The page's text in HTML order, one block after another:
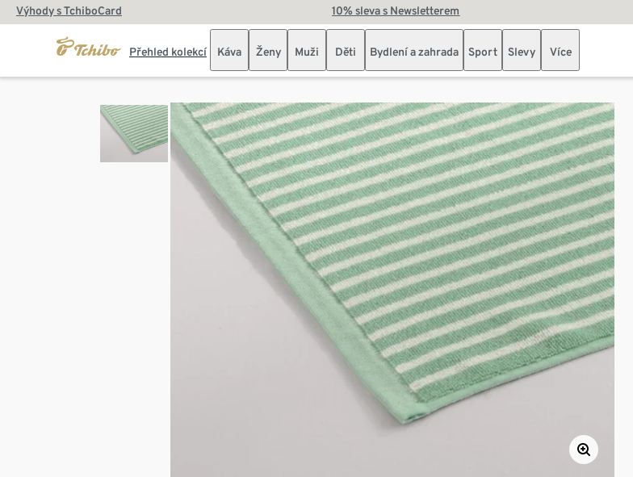
Výhody s TchiboCard 10% sleva s Newsletterem
Přehled kolekcí Káva Ženy Muži Děti Bydlení a zahrada Sport Slevy Více